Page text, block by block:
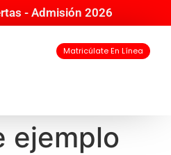
herramientas
- Admisión 2026
Matricúlate En Línea
ejemplo